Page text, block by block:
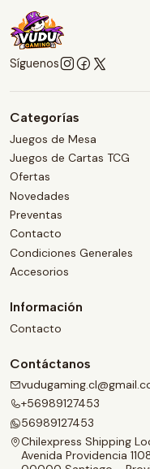
Síguenos
Categorías
Juegos de Mesa
Juegos de Cartas TCG
Ofertas
Novedades
Preventas
Contacto
Condiciones Generales
Accesorios
Información
Contacto
Contáctanos
+56989127453
56989127453
Chilexpress Shipping
Avenida Providencia